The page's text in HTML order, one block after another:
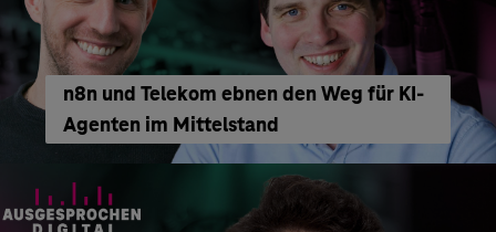
n8n und Telekom ebnen den Weg für KI-
Agenten im Mittelstand